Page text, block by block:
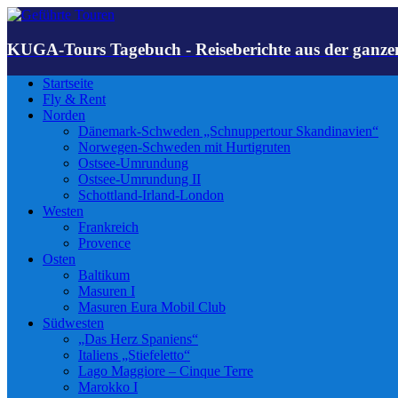
KUGA-Tours Tagebuch - Reiseberichte aus der
Startseite
Fly & Rent
Norden
Dänemark-Schweden „Schnuppertour Skandinavien“
Norwegen-Schweden mit Hurtigruten
Ostsee-Umrundung
Ostsee-Umrundung II
Schottland-Irland-London
Westen
Frankreich
Provence
Osten
Baltikum
Masuren I
Masuren Eura Mobil Club
Südwesten
„Das Herz Spaniens“
Italiens „Stiefeletto“
Lago Maggiore – Cinque Terre
Marokko I